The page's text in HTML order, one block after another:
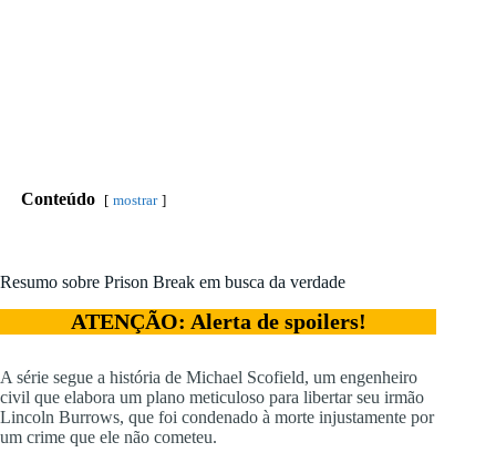
Conteúdo mostrar
Resumo sobre Prison Break em busca da verdade
ATENÇÃO: Alerta de spoilers!
A série segue a história de Michael Scofield, um engenheiro
civil que elabora um plano meticuloso para libertar seu irmão
Lincoln Burrows, que foi condenado à morte injustamente por
um crime que ele não cometeu.